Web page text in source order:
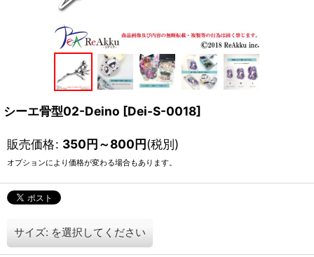
シーエ骨型02-Deino [Dei-S-0018]
販売価格: 350円～800円(税別)
オプションにより価格が変わる場合もあります。
サイズ: を選択してください